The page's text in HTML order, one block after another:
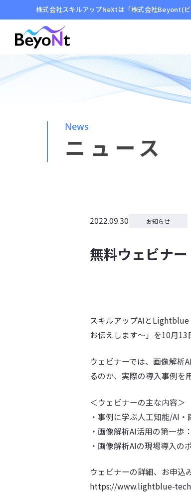
株式会社スキルアップNeXtは「株式会社Beyont(ビ
News
ニュース
2022.09.30 お知らせ
無料ウェビナ
スキルアップAIとLightblue
お伝えします～」を10月13
ウェビナーでは、画像解析
るのか、実際の導入事例を
＜ウェビナーの主な内容＞
・事例に学ぶ人工知能/AI
・画像解析AI活用の第一歩
・画像解析AIの現場導入の
ウェビナーの詳細、お申込
https://www.lightblue-